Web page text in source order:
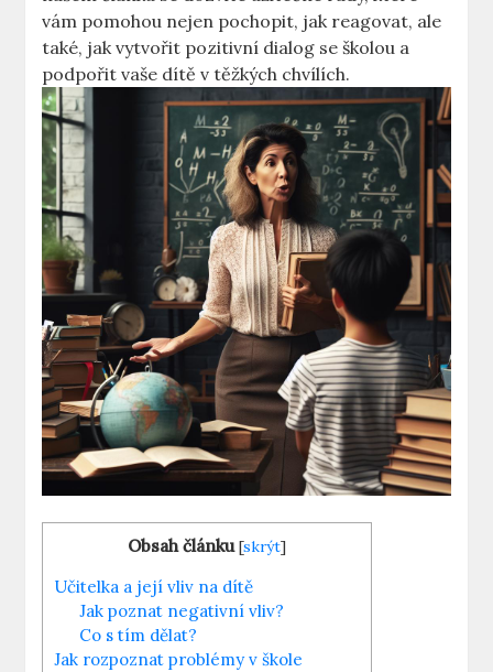
vám​ pomohou nejen pochopit, jak reagovat, ale
také, jak vytvořit pozitivní dialog se školou ⁤a
podpořit ‍vaše dítě v těžkých chvílích.
Obsah článku [skrýt]
Učitelka a‍ její vliv na dítě
Jak poznat negativní vliv?
Co‌ s tím dělat?
Jak rozpoznat problémy v škole